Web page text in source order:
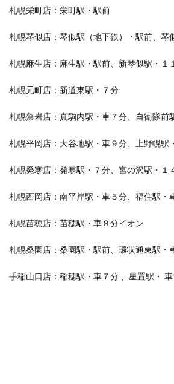
札幌栄町店：栄町駅・駅前
札幌琴似店：琴似駅（地下鉄）・駅前、琴
札幌麻生店：麻生駅・駅前、新琴似駅・１
札幌元町店：新道東駅・７分
札幌藻岩店：真駒内駅・車７分、自衛隊前
札幌平岡店：大谷地駅・車９分、上野幌駅
札幌発寒店：発寒駅・７分、宮の沢駅・１
札幌西岡店：南平岸駅・車５分、福住駅・
札幌苗穂店：苗穂駅・車８分イオン
札幌桑園店：桑園駅・駅前、環状通東駅・
手稲山口店：稲穂駅・車７分 、星置駅・